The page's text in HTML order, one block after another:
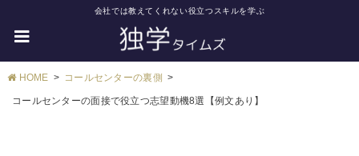
会社では教えてくれない役立つスキルを学ぶ
HOME コールセンターの裏側
コールセンターの面接で役立つ志望動機8選【例文あり】